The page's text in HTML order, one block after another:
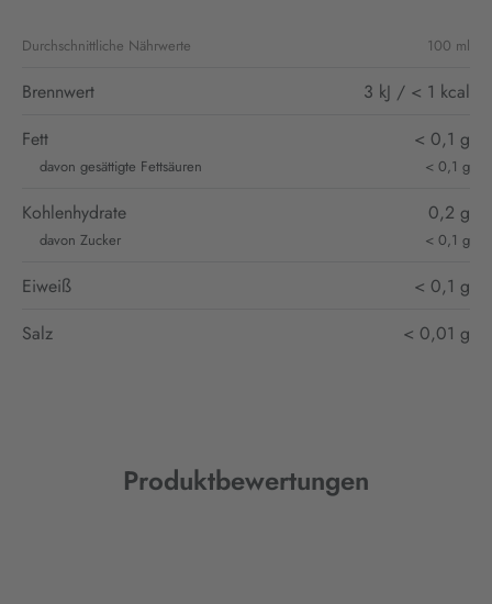
Durchschnittliche Nährwerte 100 ml
Brennwert
3 kJ / < 1 kcal
Fett
< 0,1 g
davon gesättigte Fettsäuren < 0,1 g
Kohlenhydrate 0,2 g
davon Zucker < 0,1 g
Eiweiß
< 0,1 g
Salz
< 0,01 g
Produktbewertungen